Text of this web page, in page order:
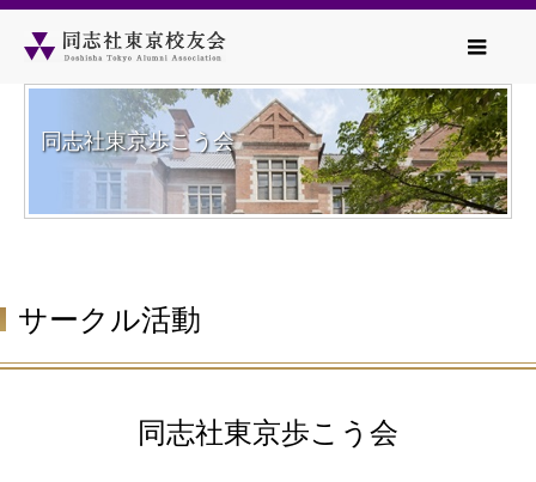
同志社東京歩こう会
サークル活動
同志社東京歩こう会